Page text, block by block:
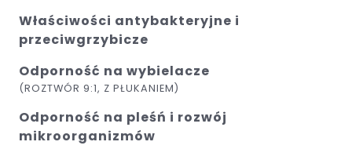
Właściwości antybakteryjne i
przeciwgrzybicze
Odporność na wybielacze
(ROZTWÓR 9:1, Z PŁUKANIEM)
Odporność na pleśń i rozwój
mikroorganizmów